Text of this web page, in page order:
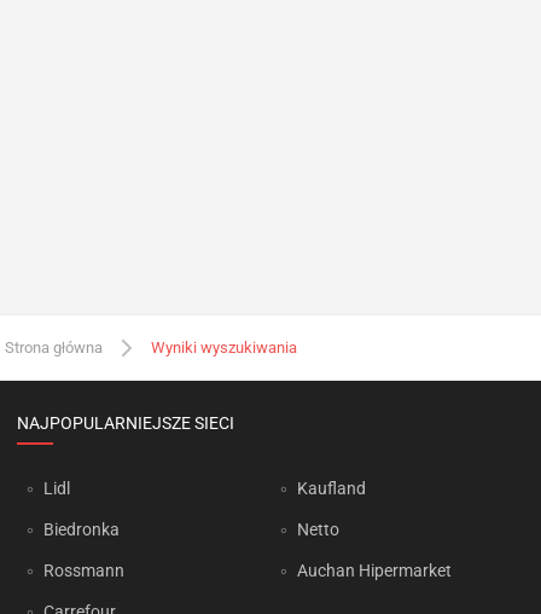
Strona główna Wyniki wyszukiwania
NAJPOPULARNIEJSZE SIECI
Lidl
Biedronka
Rossmann
Kaufland
Netto
Auchan Hipermarket